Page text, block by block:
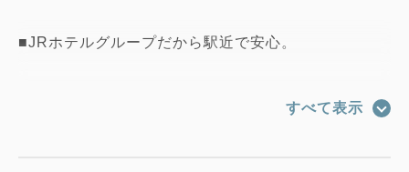
■JRホテルグループだから駅近で安心。
すべて表示